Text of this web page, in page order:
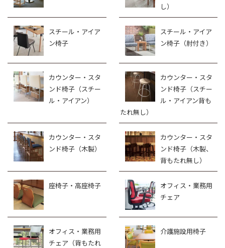
し）
スチール・アイア
ン椅子
スチール・アイア
ン椅子（肘付き）
カウンター・スタ
ンド椅子（スチー
ル・アイアン）
カウンター・スタ
ンド椅子（スチー
ル・アイアン背も
たれ無し）
カウンター・スタ
ンド椅子（木製）
カウンター・スタ
ンド椅子（木製、
背もたれ無し）
座椅子・高座椅子
オフィス・業務用
チェア
オフィス・業務用
チェア（背もたれ
介護施設用椅子